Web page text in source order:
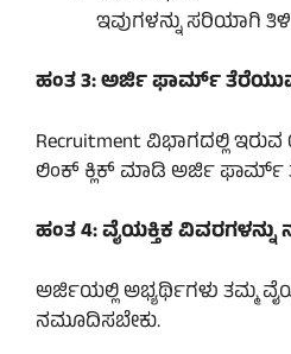
ಇವುಗಳನ್ನು ಸರಿಯಾಗಿ
ಹಂತ 3: ಅರ್ಜಿ ಫಾರ್ಮ್
Recruitment ವಿಭಾಗದಲ್ಲಿ ಇರುವ
ಲಿಂಕ್ ಕ್ಲಿಕ್ ಮಾಡಿ ಅರ್ಜಿ ಫಾರ್ಮ್
ಹಂತ 4: ವೈಯಕ್ತಿಕ
ಅರ್ಜಿಯಲ್ಲಿ ಅಭ್ಯರ್ಥಿಗಳು ತಮ್ಮ
ನಮೂದಿಸಬೇಕು.